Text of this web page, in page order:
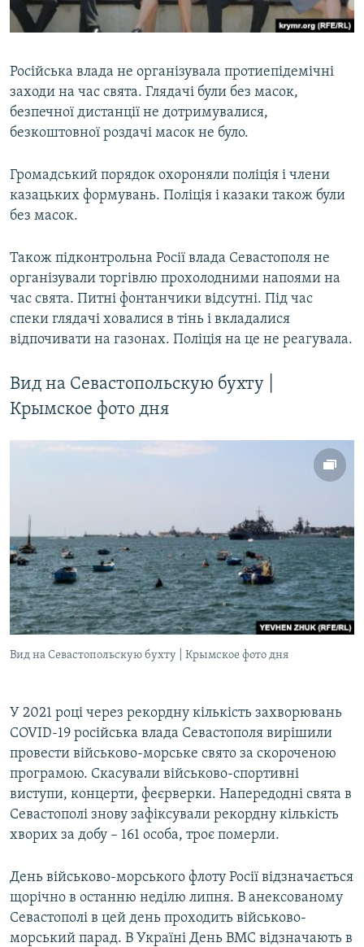
Російська влада не організувала протиепідемічні
заходи на час свята. Глядачі були без масок,
безпечної дистанції не дотримувалися,
безкоштовної роздачі масок не було.
Громадський порядок охороняли поліція і члени
казацьких формувань. Поліція і казаки також були
без масок.
Також підконтрольна Росії влада Севастополя не
організували торгівлю прохолодними напоями на
час свята. Питні фонтанчики відсутні. Під час
спеки глядачі ховалися в тінь і вкладалися
відпочивати на газонах. Поліція на це не реагувала.
Вид на Севастопольскую бухту |
Крымское фото дня
Вид на Севастопольскую бухту | Крымское фото дня
У 2021 році через рекордну кількість захворювань
COVID-19 російська влада Севастополя вирішили
провести військово-морське свято за скороченою
програмою. Скасували військово-спортивні
виступи, концерти, феєрверки. Напередодні свята в
Севастополі знову зафіксували рекордну кількість
хворих за добу – 161 особа, троє померли.
День військово-морського флоту Росії відзначається
щорічно в останню неділю липня. В анексованому
Севастополі в цей день проходить військово-
морський парад. В Україні День ВМС відзначають в